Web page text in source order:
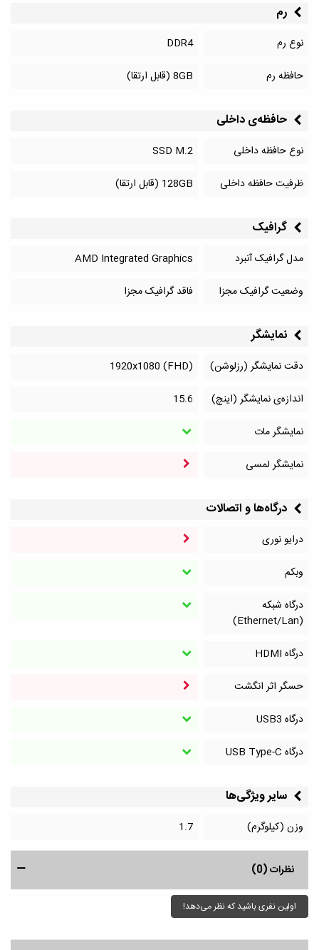
رم
نوع رم
DDR4
حافظه رم
8GB (قابل ارتقا)
حافظه‌‌ی داخلی
نوع حافظه داخلی
SSD M.2
ظرفیت حافظه داخلی
128GB (قابل ارتقا)
گرافیک
مدل گرافیک آنبرد
AMD Integrated Graphics
وضعیت گرافیک مجزا
فاقد گرافیک مجزا
نمایشگر
دقت نمایشگر (رزلوشن)
1920x1080 (FHD)
اندازه‌ی نمایشگر (اینچ)
15.6
نمایشگر مات
نمایشگر لمسی
درگاه‌ها و اتصالات
درایو نوری
وبکم
درگاه شبکه
(Ethernet/Lan)
درگاه HDMI
حسگر اثر انگشت
درگاه‌ USB3
درگاه‌ USB Type-C
سایر ویژگی‌ها
وزن (کیلوگرم) 1.7
نظرات (0)
اولین نفری باشید که نظر می‌دهد!